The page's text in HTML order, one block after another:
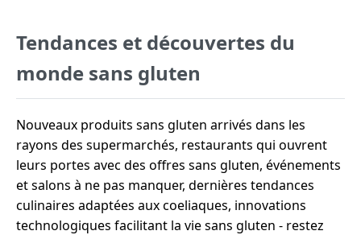
Tendances et découvertes du
monde sans gluten
Nouveaux produits sans gluten arrivés dans les
rayons des supermarchés, restaurants qui ouvrent
leurs portes avec des offres sans gluten, événements
et salons à ne pas manquer, dernières tendances
culinaires adaptées aux coeliaques, innovations
technologiques facilitant la vie sans gluten - restez